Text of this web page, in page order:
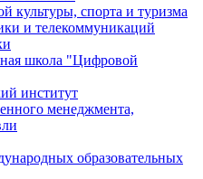
культуры, спорта и туризма
и телекоммуникаций
школа "Цифровой
институт
менеджмента,
образовательных